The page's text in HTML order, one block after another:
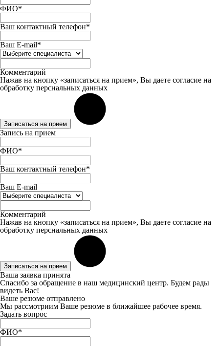
ФИО*
Ваш контактный телефон*
Ваш E-mail*
Комментарий
Нажав на кнопку «записаться на прием», Вы даете согласие на
обработку перснальных данных
Записаться на прием
Запись на прием
ФИО*
Ваш контактный телефон*
Ваш E-mail
Комментарий
Нажав на кнопку «записаться на прием», Вы даете согласие на
обработку перснальных данных
Записаться на прием
Ваша заявка принята
Спасибо за обращение в наш медицинский центр. Будем рады
видеть Вас!
Ваше резюме отправлено
Мы рассмотриим Ваше резюме в ближайшее рабочее время.
Задать вопрос
ФИО*